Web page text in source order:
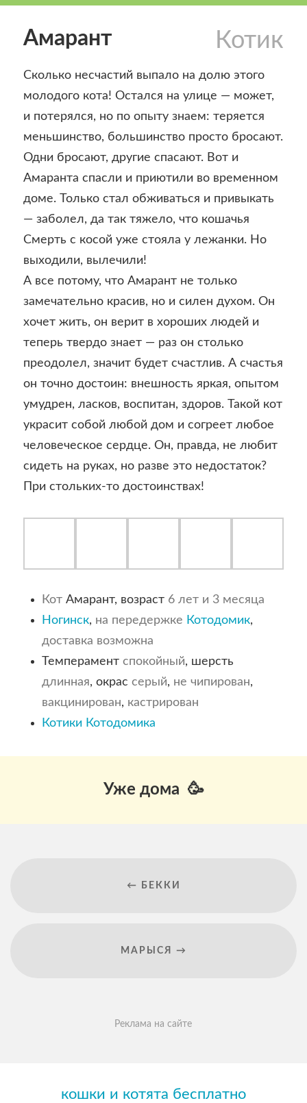
Котик
Амарант
Сколько несчастий выпало на долю этого
молодого кота! Остался на улице — может,
и потерялся, но по опыту знаем: теряется
меньшинство, большинство просто бросают.
Одни бросают, другие спасают. Вот и
Амаранта спасли и приютили во временном
доме. Только стал обживаться и привыкать
— заболел, да так тяжело, что кошачья
Смерть с косой уже стояла у лежанки. Но
выходили, вылечили!
А все потому, что Амарант не только
замечательно красив, но и силен духом. Он
хочет жить, он верит в хороших людей и
теперь твердо знает — раз он столько
преодолел, значит будет счастлив. А счастья
он точно достоин: внешность яркая, опытом
умудрен, ласков, воспитан, здоров. Такой кот
украсит собой любой дом и согреет любое
человеческое сердце. Он, правда, не любит
сидеть на руках, но разве это недостаток?
При стольких-то достоинствах!
КотАмарант, возраст 6 лет и 3 месяца
Ногинск, на передержке Котодомик,
доставка возможна
Темперамент спокойный, шерсть
длинная, окрас серый, не чипирован,
вакцинирован, кастрирован
Котики Котодомика
Уже дома 🥳
← БЕККИ
МАРЫСЯ →
Реклама на сайте
кошки и котята бесплатно